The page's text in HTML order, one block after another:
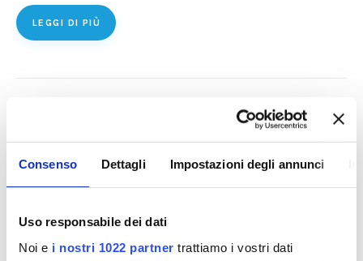
Consenso Dettagli Impostazioni degli annunci
Uso responsabile dei dati
Noi e i nostri 1022 partner trattiamo i vostri dati
LEGGI DI PIÙ